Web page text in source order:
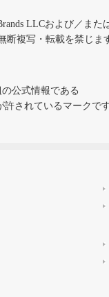
LLCおよび／ま
複写・転載を禁じま
公式情報である
されているマークです